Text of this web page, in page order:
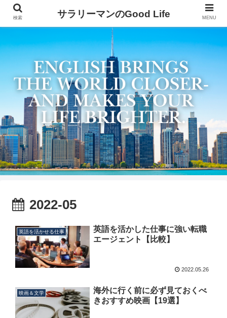
2022-05
英語を活かせる仕事
英語を活かした仕事に強い転職
エージェント【比較】
2022.05.26
映画＆文学
海外に行く前に必ず見ておくべ
きおすすめ映画【19選】
検索 サラリーマンのGood Life MENU